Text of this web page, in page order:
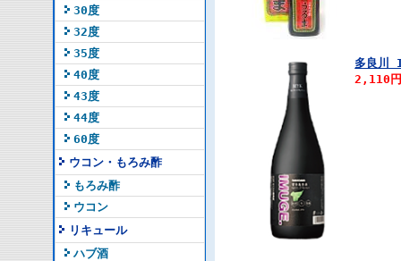
30度
32度
35度
40度
43度
44度
60度
ウコン・もろみ酢
もろみ酢
ウコン
リキュール
ハブ酒
多良川
2,110